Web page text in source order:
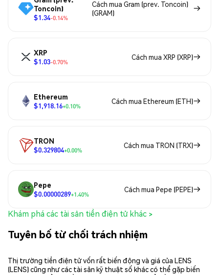
Toncoin)
$1.34-0.14%
Cách mua Gram (prev. Toncoin)
(GRAM)
XRP
$1.03-0.70%
Cách mua XRP (XRP)
Ethereum
$1,918.16+0.10%
Cách mua Ethereum (ETH)
TRON
$0.329804+0.00%
Cách mua TRON (TRX)
Pepe
$0.00000289+1.40%
Cách mua Pepe (PEPE)
Khám phá các tài sản tiền điện tử khác >
Tuyên bố từ chối trách nhiệm
Thị trường tiền điện tử vốn rất biến động và giá của LENS
(LENS) cũng như các tài sản kỹ thuật số khác có thể gặp biến